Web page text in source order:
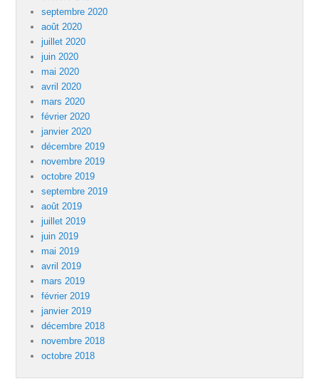
septembre 2020
août 2020
juillet 2020
juin 2020
mai 2020
avril 2020
mars 2020
février 2020
janvier 2020
décembre 2019
novembre 2019
octobre 2019
septembre 2019
août 2019
juillet 2019
juin 2019
mai 2019
avril 2019
mars 2019
février 2019
janvier 2019
décembre 2018
novembre 2018
octobre 2018